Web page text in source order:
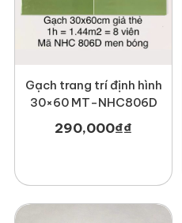
Gạch trang trí định hình
30×60 MT-NHC806D
290,000₫₫